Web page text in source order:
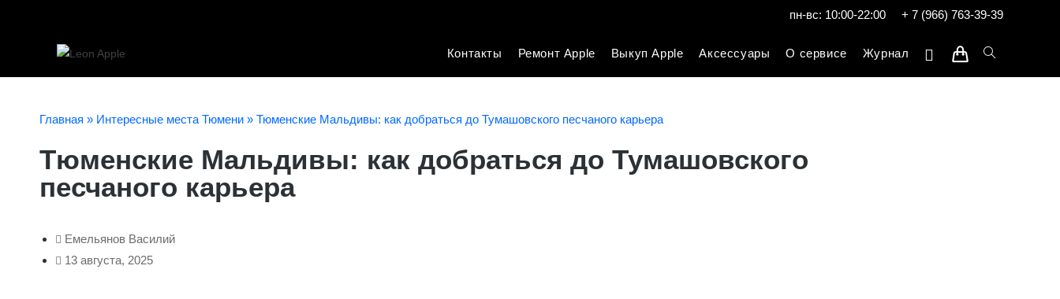
пн-вс: 10:00-22:00 + 7 (966) 763-39-39
Контакты Ремонт Apple Выкуп Apple Аксессуары О сервисе Журнал
Главная » Интересные места Тюмени » Тюменские Мальдивы: как добраться до Тумашовского песчаного карьера
Тюменские Мальдивы: как добраться до Тумашовского
песчаного карьера
Емельянов Василий
13 августа, 2025